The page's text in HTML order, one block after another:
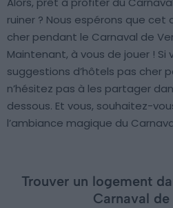
ruiner ? Nous espérons que
cher pendant le Carnaval de
Maintenant, à vous de jouer ! Si
suggestions d’hôtels pas cher
n’hésitez pas à les partager
dessous. Et vous, souhaitez-
l’ambiance magique du
Trouver un logement
Carnaval de